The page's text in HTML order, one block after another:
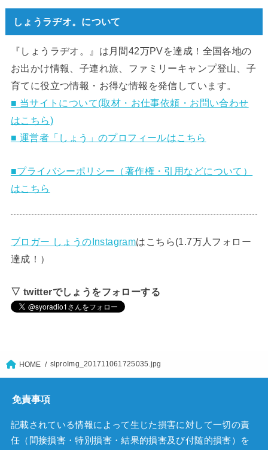
しょうラヂオ。について
『しょうラヂオ。』は月間42万PVを達成！全国各地の
お出かけ情報、子連れ旅、ファミリーキャンプ登山、子
育てに役立つ情報・お得な情報を発信しています。
■ 当サイトについて(取材・お仕事依頼・お問い合わせ
はこちら)
■ 運営者「しょう」のプロフィールはこちら
■プライバシーポリシー（著作権・引用などについて）
はこちら
ブロガー しょうのInstagramはこちら(1.7万人フォロー
達成！）
▽ twitterでしょうをフォローする
HOME slproImg_201711061725035.jpg
免責事項
記載されている情報によって生じた損害に対して一切の責
任（間接損害・特別損害・結果的損害及び付随的損害）を